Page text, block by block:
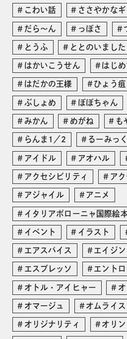
こわい話 ささやかな
だら〜ん っぽさ
とうふ ととのいました
はかいこうせん はじめ
はだかの王様 ひょう疽
ぶしょめ ぽぽちゃん
みかん めがね も
らんま1／2 るーみっく
アイドル アオハル
アクセシビリティ ア
アジャイル アニメ
イタリアボローニャ国際絵
イベント イラスト
エアスパイス エイジン
エスプレッソ エント
オトル・アイヒャー
オマージュ オムライス
オリジナリティ オリン